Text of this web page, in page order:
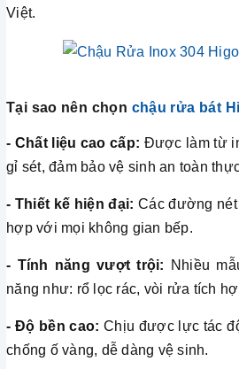
Việt.
Tại sao nên chọn chậu rửa bát
- Chất liệu cao cấp: Được làm từ
gỉ sét, đảm bảo vệ sinh an toàn
- Thiết kế hiện đại: Các đường nét
hợp với mọi không gian bếp.
- Tính năng vượt trội: Nhiều
năng như: rổ lọc rác, vòi rửa tích
- Độ bền cao: Chịu được lực tác
chống ố vàng, dễ dàng vệ sinh.